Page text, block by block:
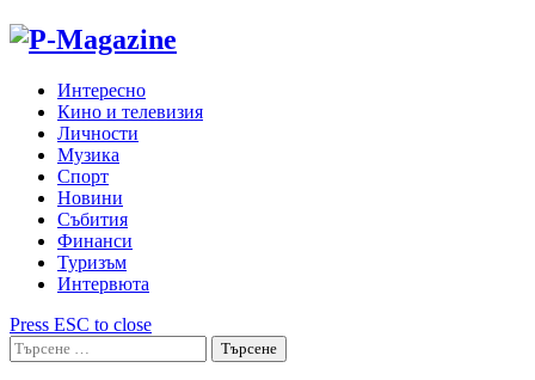
Skip
Интересно
Кино и телевизия
Личности
Музика
Спорт
Новини
Събития
Финанси
Туризъм
Интервюта
Press ESC to close
Търсене
за: